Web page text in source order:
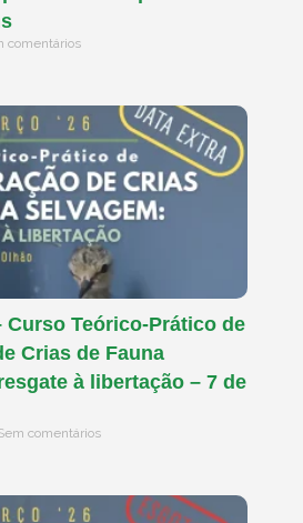
comentários
Curso Teórico-Prático de
Crias de Fauna
à libertação – 7 de
comentários